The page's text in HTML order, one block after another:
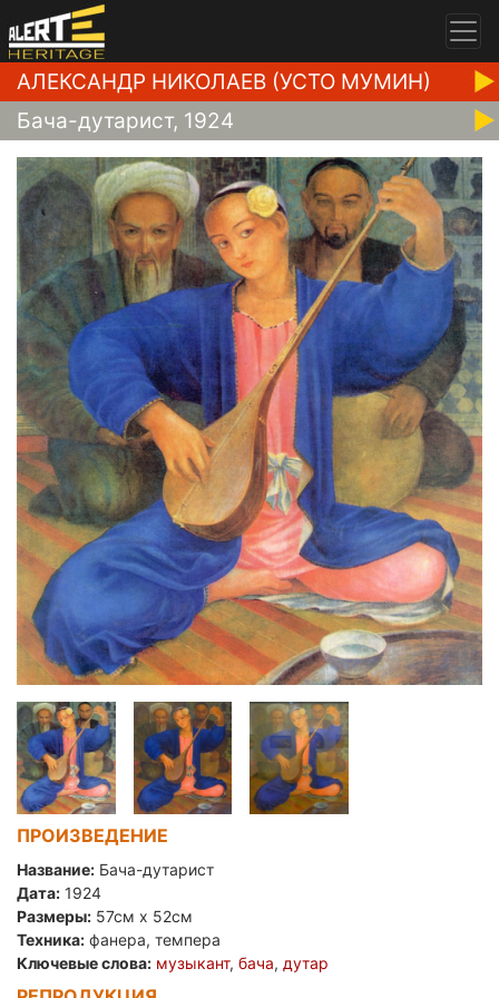
АЛЕКСАНДР НИКОЛАЕВ (УСТО МУМИН)
Бача-дутарист, 1924
ПРОИЗВЕДЕНИЕ
Название: Бача-дутарист
Дата: 1924
Размеры: 57см x 52см
Техника: фанера, темпера
Ключевые слова: музыкант, бача, дутар